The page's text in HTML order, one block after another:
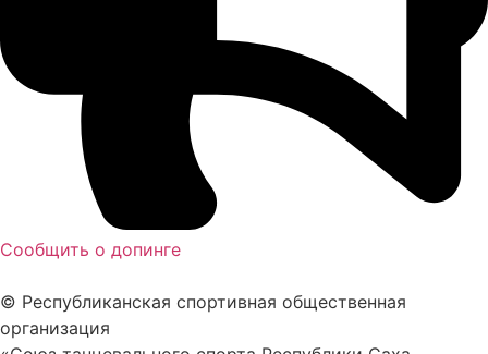
Сообщить о допинге
© Республиканская спортивная общественная
организация